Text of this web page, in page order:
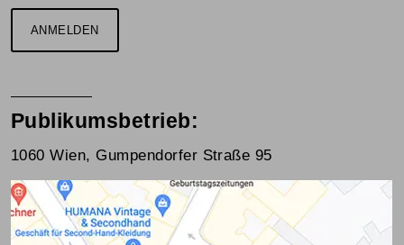
ANMELDEN
Publikumsbetrieb:
1060 Wien, Gumpendorfer Straße 95